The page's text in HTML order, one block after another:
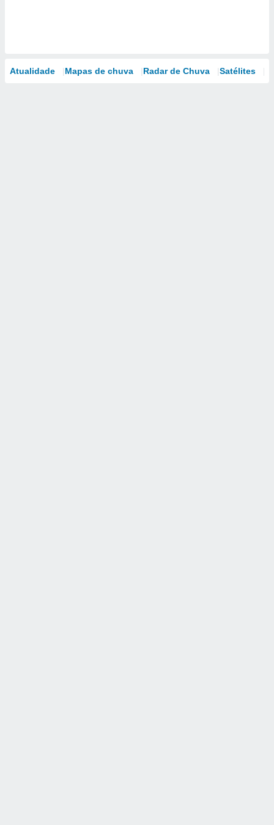
Atualidade Mapas de chuva Radar de Chuva Satélites